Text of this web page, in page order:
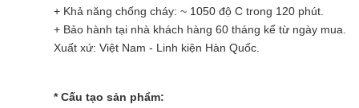
+ Khả năng chống cháy: ~ 1050 độ C trong 120 phút.
+ Bảo hành tại nhà khách hàng 60 tháng kể từ ngày mua.
Xuất xứ: Việt Nam - Linh kiện Hàn Quốc.
* Cấu tạo sản phẩm: